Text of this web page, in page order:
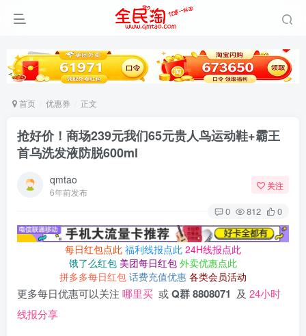
首页 优惠券 正文
抢好价！商场239元我们65元贵人鸟运动鞋+霸王
首乌洗发液防脱600ml
qmtao
6年前发布
关注
0 812 0
每日红包点此 福利线报点此 24H线报点此
饿了么红包 美团每日红包 外卖优惠点此
拼多多每日红包 话费充值优惠 各类会员活动
更多每日优惠可以关注 哪里买 或Q群 8808071 及 24小时
线报分享